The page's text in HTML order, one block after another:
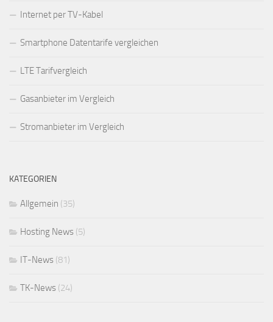
Internet per TV-Kabel
Smartphone Datentarife vergleichen
LTE Tarifvergleich
Gasanbieter im Vergleich
Stromanbieter im Vergleich
KATEGORIEN
Allgemein (35)
Hosting News (5)
IT-News (81)
TK-News (24)